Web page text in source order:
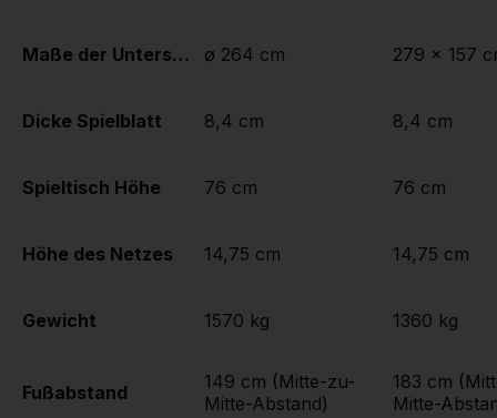
Maße der Unterseite des Spielbretts
Dicke Spielblatt
Spieltisch Höhe
Höhe des Netzes
Gewicht
Fußabstand
ø 264 cm
8,4 cm
76 cm
14,75 cm
1570 kg
149 cm (Mitte-zu-
Mitte-Abstand)
279 x 157
8,4 cm
76 cm
14,75 cm
1360 kg
183 cm
Mitte-